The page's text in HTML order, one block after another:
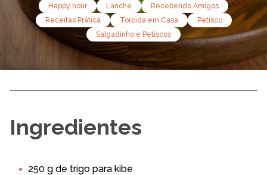
Happy hour
Lanche
Recebendo Amigos
Receitas Prática
Torcida em Casa
Petisco
Salgadinho e Petiscos
Ingredientes
250 g de trigo para kibe